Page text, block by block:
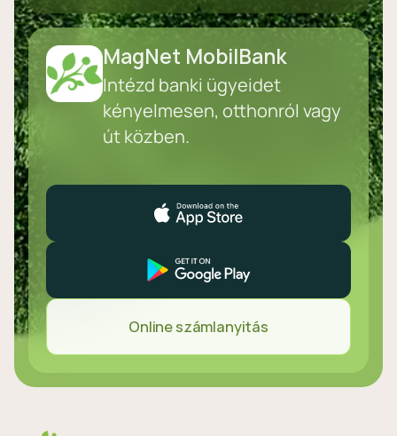
MagNet MobilBank
Intézd banki ügyeidet
kényelmesen, otthonról vagy
út közben.
Online számlanyitás